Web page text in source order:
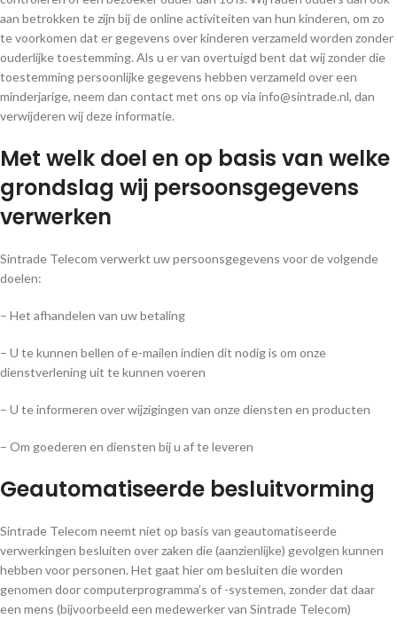
aan betrokken te zijn bij de online activiteiten van hun kinderen, om zo
te voorkomen dat er gegevens over kinderen verzameld worden zonder
ouderlijke toestemming. Als u er van overtuigd bent dat wij zonder die
toestemming persoonlijke gegevens hebben verzameld over een
minderjarige, neem dan contact met ons op via info@sintrade.nl, dan
verwijderen wij deze informatie.
Met welk doel en op basis van welke
grondslag wij persoonsgegevens
verwerken
Sintrade Telecom verwerkt uw persoonsgegevens voor de volgende
doelen:
– Het afhandelen van uw betaling
– U te kunnen bellen of e-mailen indien dit nodig is om onze
dienstverlening uit te kunnen voeren
– U te informeren over wijzigingen van onze diensten en producten
– Om goederen en diensten bij u af te leveren
Geautomatiseerde besluitvorming
Sintrade Telecom neemt niet op basis van geautomatiseerde
verwerkingen besluiten over zaken die (aanzienlijke) gevolgen kunnen
hebben voor personen. Het gaat hier om besluiten die worden
genomen door computerprogramma’s of -systemen, zonder dat daar
een mens (bijvoorbeeld een medewerker van Sintrade Telecom)